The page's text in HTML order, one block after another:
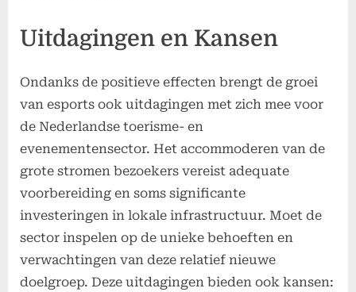
Uitdagingen en Kansen
Ondanks de positieve effecten brengt de groei
van esports ook uitdagingen met zich mee voor
de Nederlandse toerisme- en
evenementensector. Het accommoderen van de
grote stromen bezoekers vereist adequate
voorbereiding en soms significante
investeringen in lokale infrastructuur. Moet de
sector inspelen op de unieke behoeften en
verwachtingen van deze relatief nieuwe
doelgroep. Deze uitdagingen bieden ook kansen: